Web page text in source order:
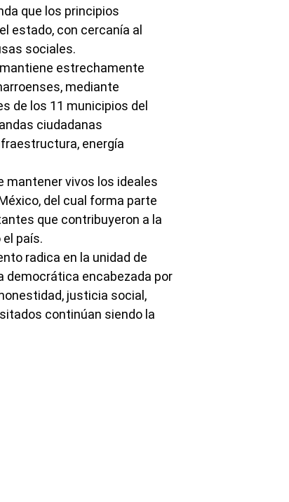
que los principios
estado, con cercanía al
sociales.
estrechamente
mediante
de los 11 municipios del
ciudadanas
energía
mantener vivos los ideales
del cual forma parte
que contribuyeron a la
país.
radica en la unidad de
democrática encabezada por
justicia social,
continúan siendo la